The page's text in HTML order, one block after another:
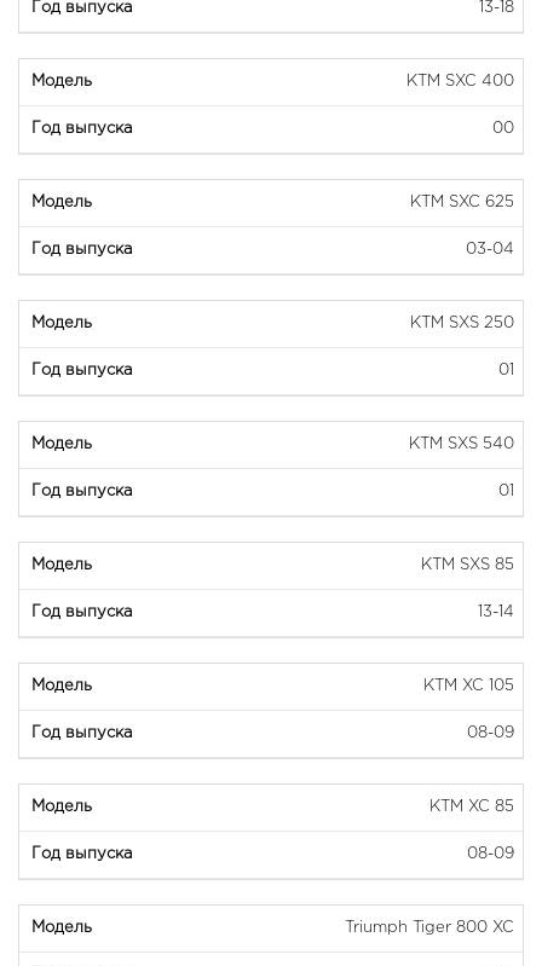
13-18
KTM SXC 400
00
KTM SXC 625
03-04
KTM SXS 250
01
KTM SXS 540
01
KTM SXS 85
13-14
KTM XC 105
08-09
KTM XC 85
08-09
Triumph Tiger 800 XC